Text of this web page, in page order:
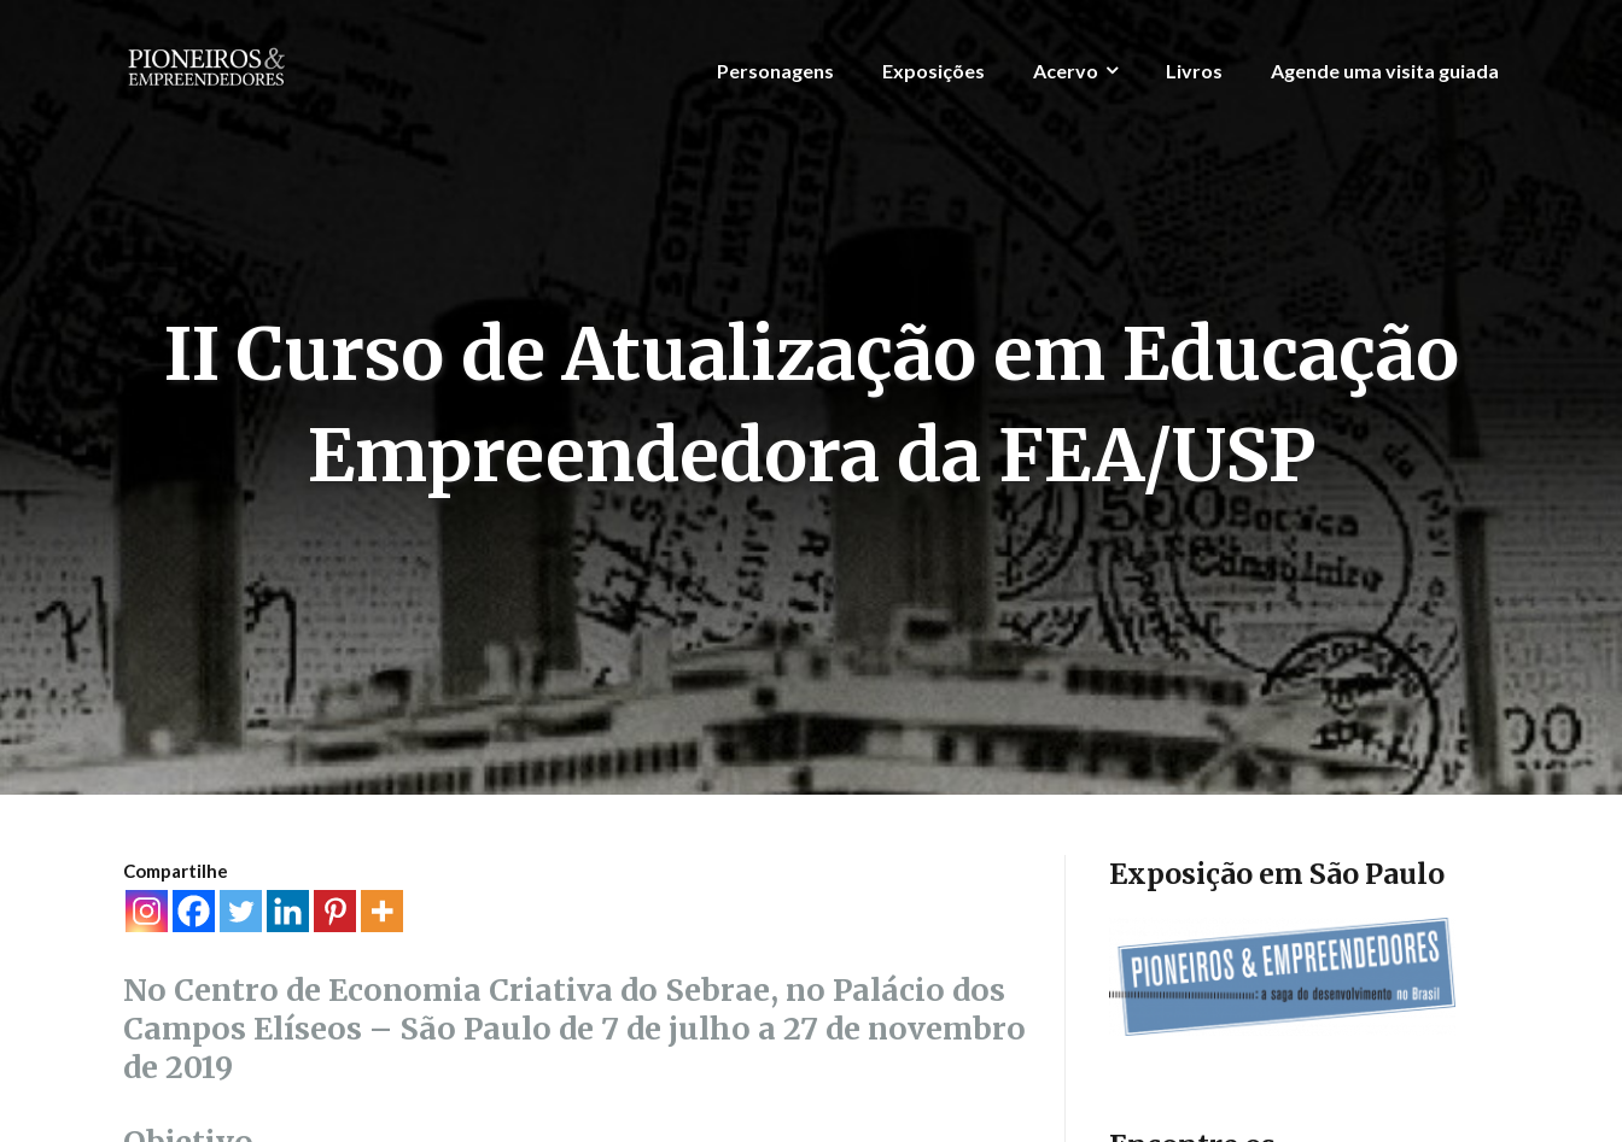
Personagens Exposições Acervo Livros Agende uma visita guiada
II Curso de Atualização em Educação
Empreendedora da FEA/USP
Compartilhe
No Centro de Economia Criativa do Sebrae, no Palácio dos
Campos Elíseos – São Paulo de 7 de julho a 27 de novembro
de 2019
Exposição em São Paulo